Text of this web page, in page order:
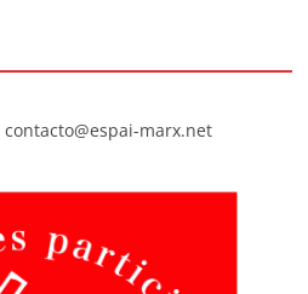
contacto@espai-marx.net